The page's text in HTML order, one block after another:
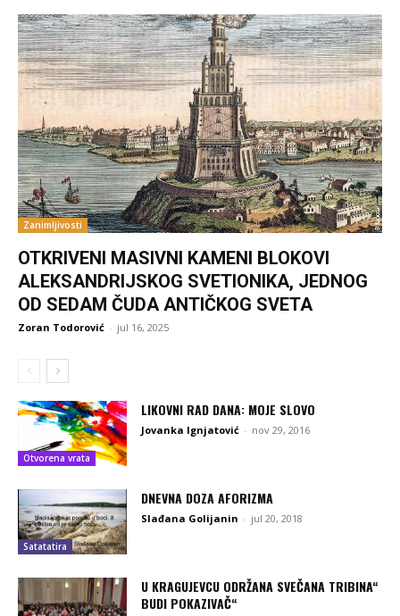
Zanimljivosti
OTKRIVENI MASIVNI KAMENI BLOKOVI
ALEKSANDRIJSKOG SVETIONIKA, JEDNOG
OD SEDAM ČUDA ANTIČKOG SVETA
Zoran Todorović - jul 16, 2025
Otvorena vrata
LIKOVNI RAD DANA: MOJE SLOVO
Jovanka Ignjatović - nov 29, 2016
Satatatira
DNEVNA DOZA AFORIZMA
Slađana Golijanin - jul 20, 2018
U KRAGUJEVCU ODRŽANA SVEČANA TRIBINA“
BUDI POKAZIVAČ“